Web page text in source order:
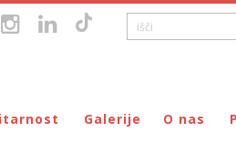
Galerije O nas